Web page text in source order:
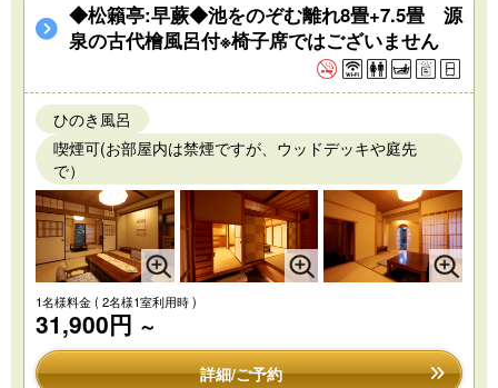
◆松籟亭:早蕨◆池をのぞむ離れ8畳+7.5畳 源
泉の古代檜風呂付※椅子席ではございません
ひのき風呂
喫煙可(お部屋内は禁煙ですが、ウッドデッキや庭先
で）
1名様料金( 2名様1室利用時 )
31,900円 ～
詳細/ご予約